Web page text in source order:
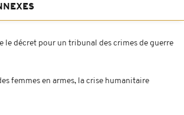
le décret pour un tribunal des crimes de guerre
femmes en armes, la crise humanitaire